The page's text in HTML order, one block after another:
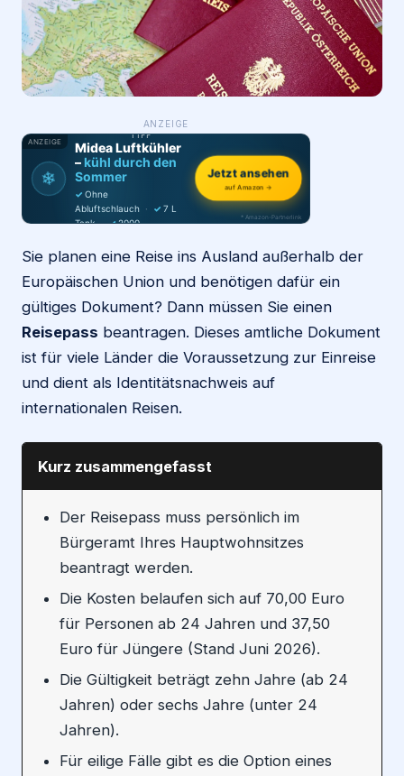
Login
ANZEIGE
ANZEIGE
❄
PRODUKT-
TIPP
Midea Luftkühler
–kühl durch den
Sommer
✓ Ohne
Abluftschlauch · ✓ 7 L
Tank · ✓2000
Jetzt ansehen
auf Amazon →
* Amazon-Partnerlink
Sie planen eine Reise ins Ausland außerhalb der
Europäischen Union und benötigen dafür ein
gültiges Dokument? Dann müssen Sie einen
Reisepass beantragen. Dieses amtliche Dokument
ist für viele Länder die Voraussetzung zur Einreise
und dient als Identitätsnachweis auf
internationalen Reisen.
Kurz zusammengefasst
Der Reisepass muss persönlich im
Bürgeramt Ihres Hauptwohnsitzes
beantragt werden.
Die Kosten belaufen sich auf 70,00 Euro
für Personen ab 24 Jahren und 37,50
Euro für Jüngere (Stand Juni 2026).
Die Gültigkeit beträgt zehn Jahre (ab 24
Jahren) oder sechs Jahre (unter 24
Jahren).
Für eilige Fälle gibt es die Option eines